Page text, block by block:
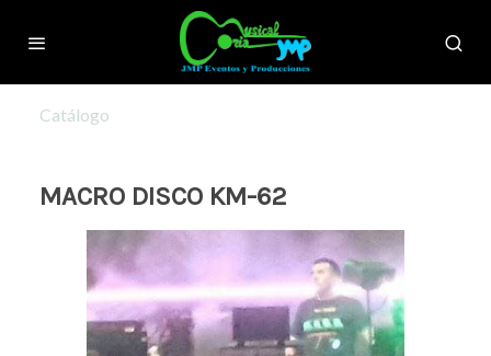
Catálogo
MACRO DISCO KM-62